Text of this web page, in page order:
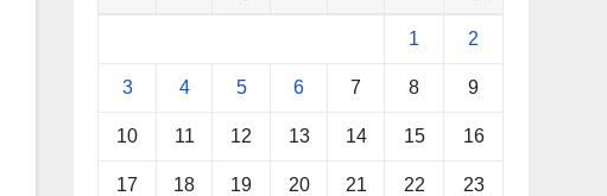
1 2
3 4 5 6 7 8 9
10 11 12 13 14 15 16
17 18 19 20 21 22 23